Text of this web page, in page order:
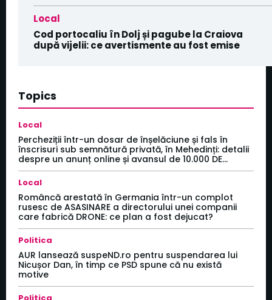
Local
Cod portocaliu în Dolj și pagube la Craiova
după vijelii: ce avertismente au fost emise
Topics
Local
Percheziții într-un dosar de înșelăciune și fals în
înscrisuri sub semnătură privată, în Mehedinți: detalii
despre un anunț online și avansul de 10.000 DE...
Local
Româncă arestată în Germania într-un complot
rusesc de ASASINARE a directorului unei companii
care fabrică DRONE: ce plan a fost dejucat?
Politica
AUR lansează suspeND.ro pentru suspendarea lui
Nicușor Dan, în timp ce PSD spune că nu există
motive